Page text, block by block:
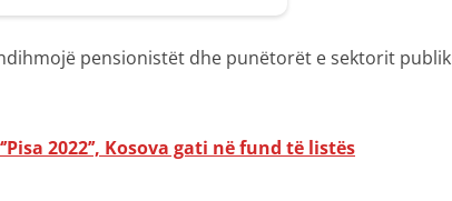
pensionistët dhe punëtorët e sektorit publik
2022’’, Kosova gati në fund të listës